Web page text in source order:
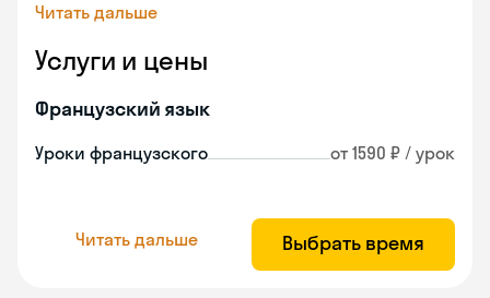
Читать дальше
Услуги и цены
Французский язык
Уроки французского от 1590 ₽ / урок
Читать дальше Выбрать время